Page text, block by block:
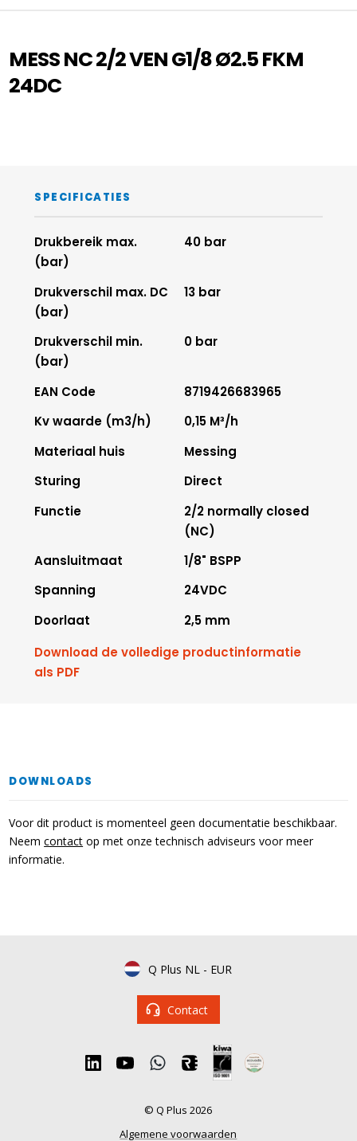
MESS NC 2/2 VEN G1/8 Ø2.5 FKM
24DC
SPECIFICATIES
Drukbereik max.
(bar)
40 bar
Drukverschil max. DC
(bar)
13 bar
Drukverschil min.
(bar)
0 bar
EAN Code
8719426683965
Kv waarde (m3/h)
0,15 M³/h
Materiaal huis
Messing
Sturing
Direct
Functie
2/2 normally closed
(NC)
Aansluitmaat
1/8" BSPP
Spanning
24VDC
Doorlaat
2,5 mm
Download de volledige productinformatie
als PDF
DOWNLOADS
Voor dit product is momenteel geen documentatie beschikbaar.
Neemcontact op met onze technisch adviseurs voor meer
informatie.
Q Plus NL - EUR
Contact
© Q Plus 2026
Algemene voorwaarden